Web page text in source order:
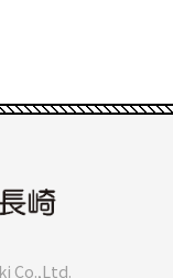
Co.,Ltd.